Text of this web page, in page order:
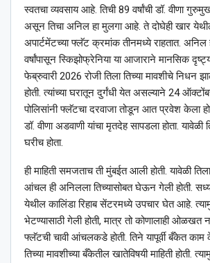
स्वतचा व्यवसाय आहे. तिची 89 वर्षांची डॉ. वीणा
असून तिचा अनिल हा मुलगा आहे. ते दोघेही खार
अपार्टमेंटच्या फ्लॅट क्रमांक तीनमध्ये राहतात. अनिल
वर्षांपासून स्किझोफ्रेनिया या आजाराने मानसिक
फेब्रुवारी 2026 रोजी तिला तिच्या मावशीचे निधन
होती. त्यांच्या घरातून दुर्गंधी येत असल्याने 24
पोलिसांनी फ्लॅटचा दरवाजा तोडून आत प्रवेश केला
डॉ. वीणा अडवाणी यांचा मृतदेह सापडला होता. यावेळी
घरीच होता.
ही माहिती समजताच ती मुंबईत आली होती. यावेळी
आंचल ही अनिलला तिच्यासोबत घेऊन गेली होती.
येथील कालिंडा रिहाब सेंटरमध्ये उपचार घेत आहे.
भेटण्यासाठी गेली होती, मात्र तो कोणालाही ओळखत
फ्लॅटची चावी आंचलकडे होती. तिने यापूर्वी बँकेत काम
तिच्या मावशीच्या बँकेतील खातेविषयी माहिती होती.